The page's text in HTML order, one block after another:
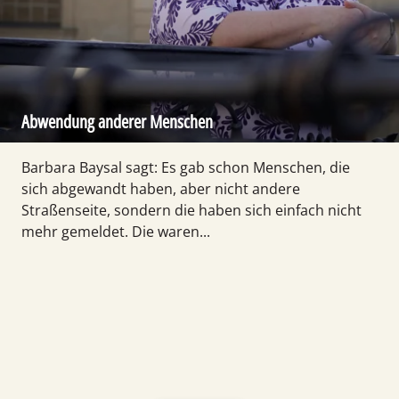
Abwendung anderer Menschen
Barbara Baysal sagt: Es gab schon Menschen, die
sich abgewandt haben, aber nicht andere
Straßenseite, sondern die haben sich einfach nicht
mehr gemeldet. Die waren...